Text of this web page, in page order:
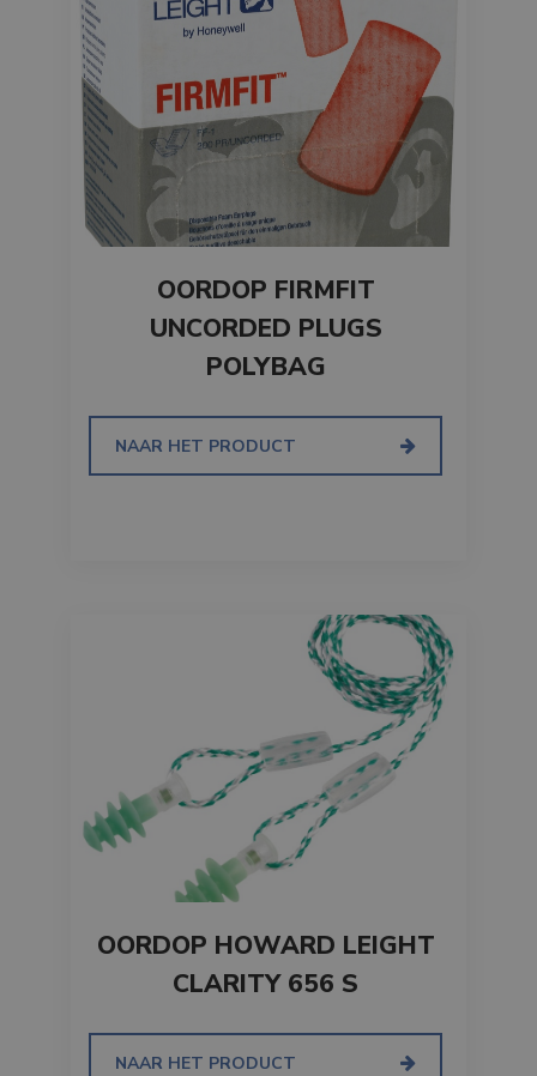
OORDOP FIRMFIT
UNCORDED PLUGS
POLYBAG
NAAR HET PRODUCT
OORDOP HOWARD LEIGHT
CLARITY 656 S
NAAR HET PRODUCT